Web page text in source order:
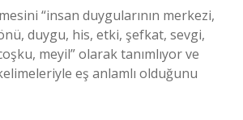
“insan duygularının merkezi,
duygu, his, etki, şefkat, sevgi,
meyil” olarak tanımlıyor ve
eş anlamlı olduğunu